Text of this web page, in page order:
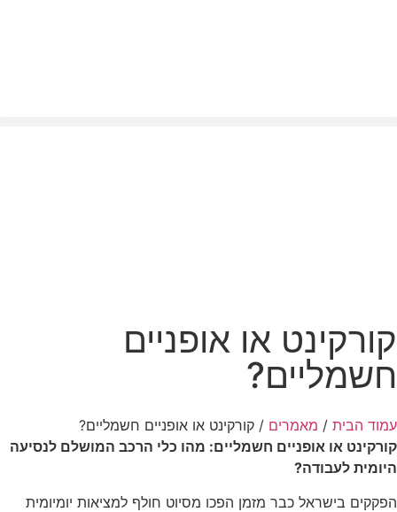
קורקינט או אופניים
חשמליים?
עמוד הבית / מאמרים / קורקינט או אופניים חשמליים?
קורקינט או אופניים חשמליים: מהו כלי הרכב המושלם לנסיעה
היומית לעבודה?
הפקקים בישראל כבר מזמן הפכו מסיוט חולף למציאות יומיומית